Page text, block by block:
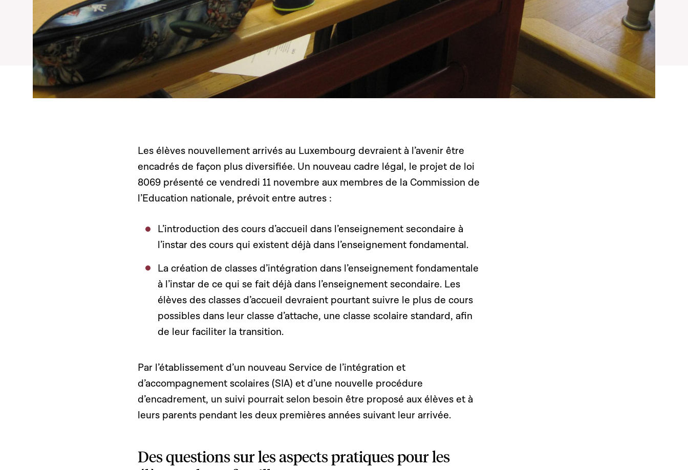
Les élèves nouvellement arrivés au Luxembourg devraient à l’avenir être
encadrés de façon plus diversifiée. Un nouveau cadre légal, le projet de loi
8069 présenté ce vendredi 11 novembre aux membres de la Commission de
l’Education nationale, prévoit entre autres :
L’introduction des cours d’accueil dans l’enseignement secondaire à
l’instar des cours qui existent déjà dans l’enseignement fondamental.
La création de classes d’intégration dans l’enseignement fondamentale
à l’instar de ce qui se fait déjà dans l’enseignement secondaire. Les
élèves des classes d’accueil devraient pourtant suivre le plus de cours
possibles dans leur classe d’attache, une classe scolaire standard, afin
de leur faciliter la transition.
Par l’établissement d’un nouveau Service de l’intégration et
d’accompagnement scolaires (SIA) et d’une nouvelle procédure
d’encadrement, un suivi pourrait selon besoin être proposé aux élèves et à
leurs parents pendant les deux premières années suivant leur arrivée.
Des questions sur les aspects pratiques pour les